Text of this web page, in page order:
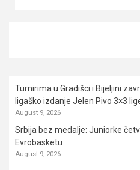
Turnirima u Gradišci i Bijeljini
ligaško izdanje Jelen Pivo 3×3
August 9, 2026
Srbija bez medalje: Juniorke
Evrobasketu
August 9, 2026